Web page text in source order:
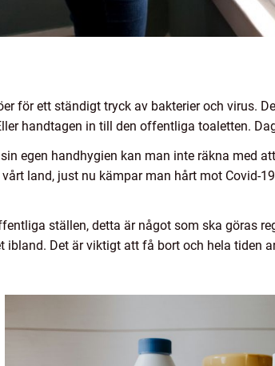
för ett ständigt tryck av bakterier och virus.
handtagen in till den offentliga toaletten.
egen handhygien kan man inte räkna med
land, just nu kämpar man hårt mot Covid-
ställen, detta är något som ska göras
ibland. Det är viktigt att få bort och hela tiden